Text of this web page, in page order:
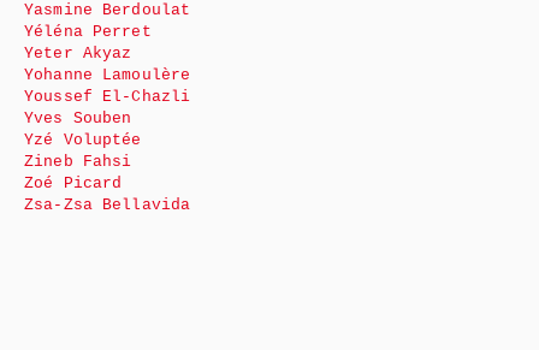
Yasmine Berdoulat
Yéléna Perret
Yeter Akyaz
Yohanne Lamoulère
Youssef El-Chazli
Yves Souben
Yzé Voluptée
Zineb Fahsi
Zoé Picard
Zsa-Zsa Bellavida